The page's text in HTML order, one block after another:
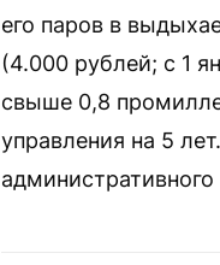
его паров в
(4.000 рублей; с 1
свыше 0,8
управления на 5